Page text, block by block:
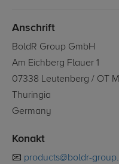
Anschrift
BoldR Group GmbH
Am Eichberg Flauer 1
07338 Leutenberg / OT
Thuringia
Germany
Konakt
📧 products@boldr-